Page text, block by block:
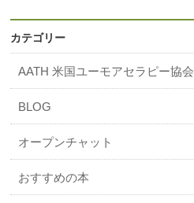
カテゴリー
AATH 米国ユーモアセラピー協会
BLOG
オープンチャット
おすすめの本